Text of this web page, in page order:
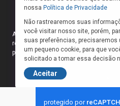
As informações das peças
responsabilidade das produções. O
pela atualização das informações
nossa Política de Privacidade
Não rastrearemos suas
você visitar nosso site, porém,
suas preferências, precisaremos
um pequeno cookie, para que
solicitado a tomar essa decisão
Aceitar